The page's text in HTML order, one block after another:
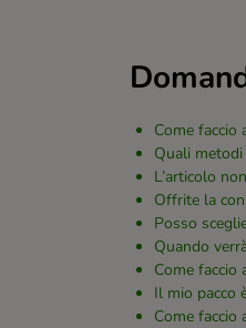
Come faccio
Quali
L’articolo
Offrite la
Posso
Quando
Come faccio
Il mio pacco
Come faccio